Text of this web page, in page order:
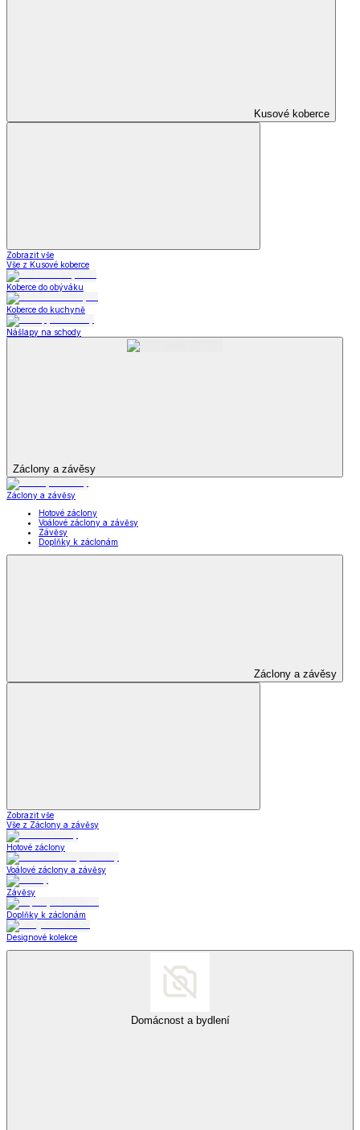
Kusové koberce
Zobrazit vše
Vše z Kusové koberce
Koberce do obýváku
Koberce do kuchyně
Nášlapy na schody
Záclony a závěsy
Záclony a závěsy
Hotové záclony
Voálové záclony a závěsy
Závěsy
Doplňky k záclonám
Záclony a závěsy
Zobrazit vše
Vše z Záclony a závěsy
Hotové záclony
Voálové záclony a závěsy
Závěsy
Doplňky k záclonám
Designové kolekce
Domácnost a bydlení